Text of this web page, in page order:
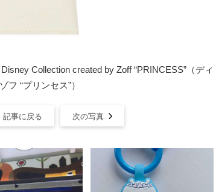
Collection created by Zoff “PRINCESS”（ディ
“プリンセス”）
記事に戻る 次の写真